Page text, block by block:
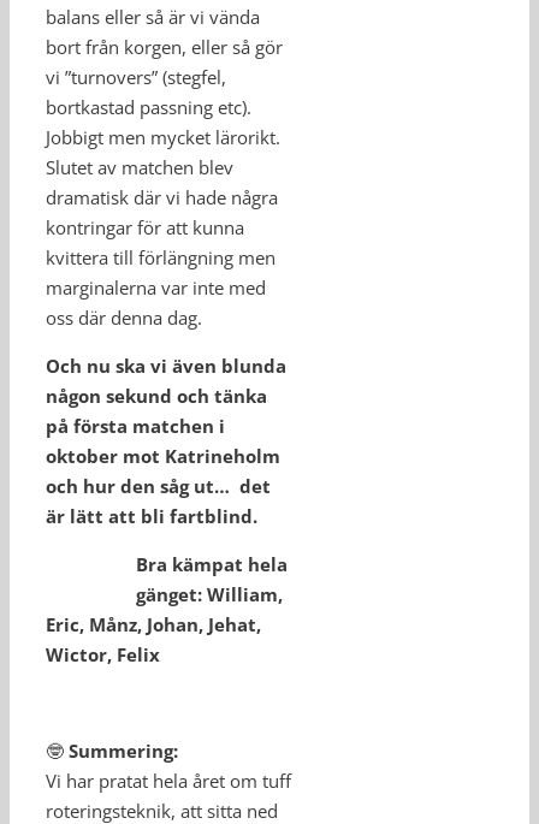
balans eller så är vi vända
bort från korgen, eller så gör
vi ”turnovers” (stegfel,
bortkastad passning etc).
Jobbigt men mycket lärorikt.
Slutet av matchen blev
dramatisk där vi hade några
kontringar för att kunna
kvittera till förlängning men
marginalerna var inte med
oss där denna dag.
Och nu ska vi även blunda
någon sekund och tänka
på första matchen i
oktober mot Katrineholm
och hur den såg ut… det
är lätt att bli fartblind.
Bra kämpat hela
gänget: William,
Eric, Månz, Johan, Jehat,
Wictor, Felix
🤓 Summering:
Vi har pratat hela året om tuff
roteringsteknik, att sitta ned